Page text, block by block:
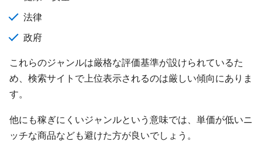
法律
政府
これらのジャンルは厳格な評価基準が設けられているた
め、検索サイトで上位表示されるのは厳しい傾向にありま
す。
他にも稼ぎにくいジャンルという意味では、単価が低いニ
ッチな商品なども避けた方が良いでしょう。